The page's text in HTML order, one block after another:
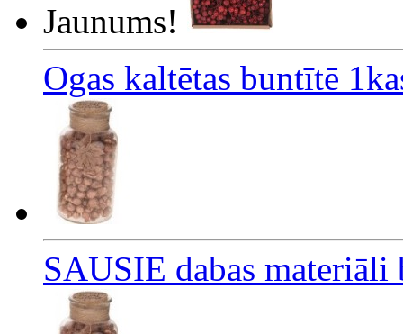
Jaunums!
Ogas kaltētas buntītē
SAUSIE dabas